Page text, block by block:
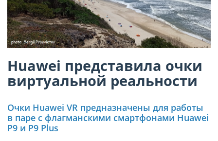
Huawei представила очки
виртуальной реальности
Очки Huawei VR предназначены для работы
в паре с флагманскими смартфонами Huawei
P9 и P9 Plus